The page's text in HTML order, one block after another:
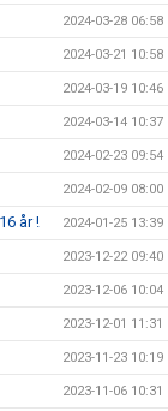
2024-03-28 06:58
2024-03-21 10:58
2024-03-19 10:46
2024-03-14 10:37
2024-02-23 09:54
2024-02-09 08:00
år ! 2024-01-25 13:39
2023-12-22 09:40
2023-12-06 10:04
2023-12-01 11:31
2023-11-23 10:19
2023-11-06 10:31